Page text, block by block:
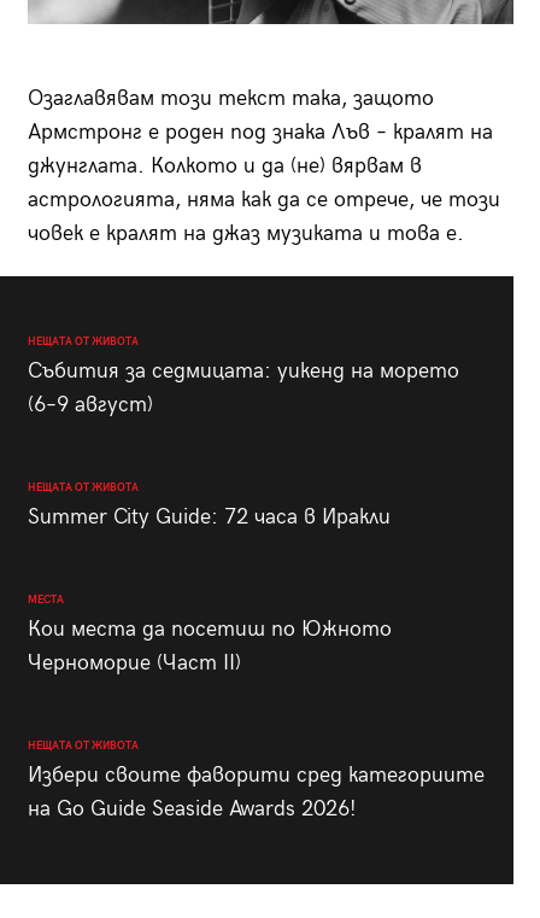
Озаглавявам този текст така, защото
Армстронг е роден под знака Лъв – кралят на
джунглата. Колкото и да (не) вярвам в
астрологията, няма как да се отрече, че този
човек е кралят на джаз музиката и това е.
НЕЩАТА ОТ ЖИВОТА
Събития за седмицата: уикенд на морето
(6–9 август)
НЕЩАТА ОТ ЖИВОТА
Summer City Guide: 72 часа в Иракли
МЕСТА
Кои места да посетиш по Южното
Черноморие (Част II)
НЕЩАТА ОТ ЖИВОТА
Избери своите фаворити сред категориите
на Go Guide Seaside Awards 2026!